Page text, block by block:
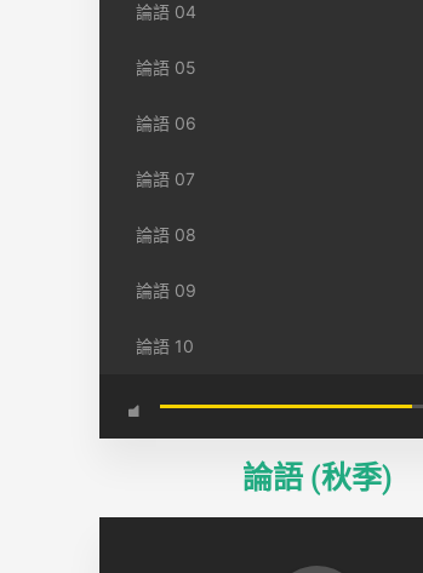
論語 04
論語 05
論語 06
論語 07
論語 08
論語 09
論語 10
論語 (秋季)